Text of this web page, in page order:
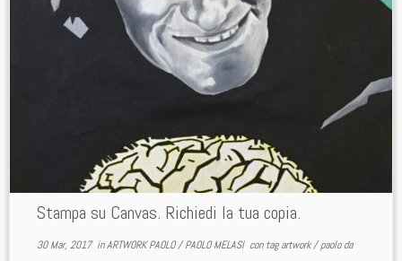
Stampa su Canvas. Richiedi la tua copia.
30 Mar, 2017inARTWORK PAOLO/PAOLO MELASI con tagartwork/paoloda